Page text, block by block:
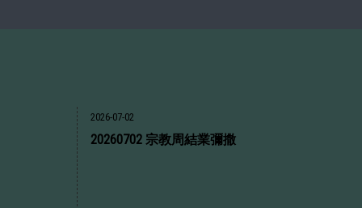
2026-07-02
20260702 宗教周結業彌撒